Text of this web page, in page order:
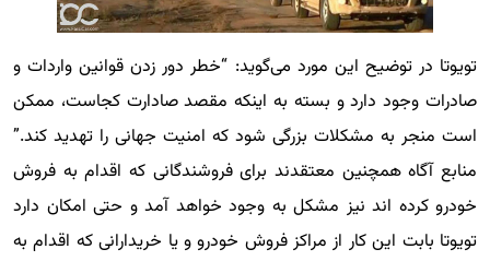
تویوتا در توضیح این مورد می‌گوید: “خطر دور زدن قوانین واردات و
صادرات وجود دارد و بسته به اینکه مقصد صادارت کجاست، ممکن
است منجر به مشکلات بزرگی شود که امنیت جهانی را تهدید کند.”
منابع آگاه همچنین معتقدند برای فروشندگانی که اقدام به فروش
خودرو کرده اند نیز مشکل به وجود خواهد آمد و حتی امکان دارد
تویوتا بابت این کار از مراکز فروش خودرو و یا خریدارانی که اقدام به